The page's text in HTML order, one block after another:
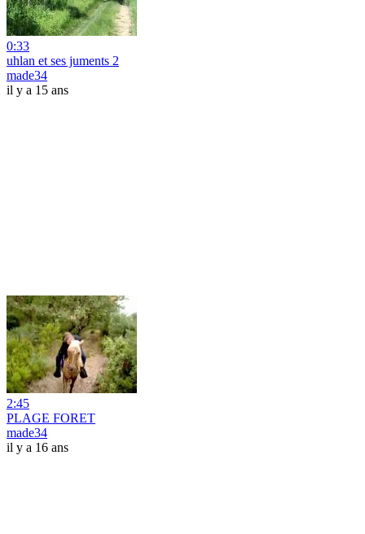
0:33
uhlan et ses juments 2
made34
il y a 15 ans
2:45
PLAGE FORET
made34
il y a 16 ans